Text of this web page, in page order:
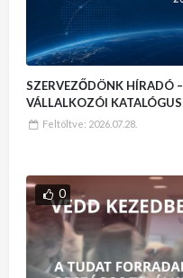
SZERVEZŐDÖNK HÍRADÓ – 07. 27. – Indul az “AMI MAGYAR” –
VÁLLALKOZÓI KATALÓGUS
Feltöltve: 2026.07.28.
0